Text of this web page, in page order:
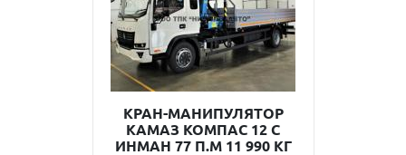
КРАН-МАНИПУЛЯТОР
КАМАЗ КОМПАС 12 С
ИНМАН 77 П.М 11 990 КГ